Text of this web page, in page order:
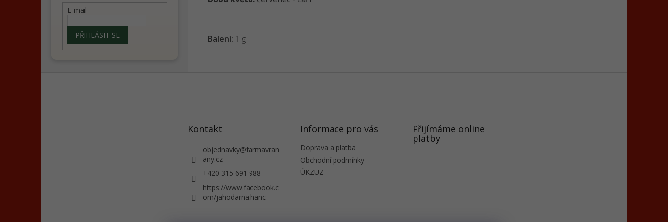
E-mail
PŘIHLÁSIT SE Balení: 1 g
Kontakt
objednavky@farmavran
any.cz
+420 315 691 988
https://www.facebook.c
om/jahodarna.hanc
Informace pro vás
Doprava a platba
Obchodní podmínky
ÚKZUZ
Přijímáme online
platby